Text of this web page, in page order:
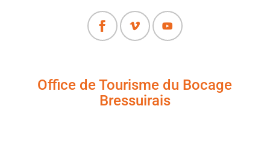
Office de Tourisme du Bocage
Bressuirais